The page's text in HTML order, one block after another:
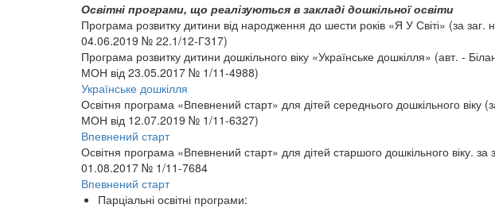
Освітні програми, що реалізуються в закладі дошкільної освіти
Програма розвитку дитини від народження до шести років «Я У Світі» (за
04.06.2019 № 22.1/12-Г317)
Програма розвитку дитини дошкільного віку «Українське дошкілля» (авт. -
МОН від 23.05.2017 № 1/11-4988)
Українське дошкілля
Освітня програма «Впевнений старт» для дітей середнього дошкільного віку
МОН від 12.07.2019 № 1/11-6327)
Впевнений старт
Освітня програма «Впевнений старт» для дітей старшого дошкільного віку.
01.08.2017 № 1/11-7684
Впевнений старт
Парціальні освітні програми: